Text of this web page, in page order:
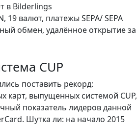
в Bilderlings
19 валют, платежы SEPA/ SEPA
обмен, удалённое открытие за
CUP
поставить рекорд:
карт, выпущенных системой CUP,
показатель лидеров данной
Шутка ли: на начало 2015